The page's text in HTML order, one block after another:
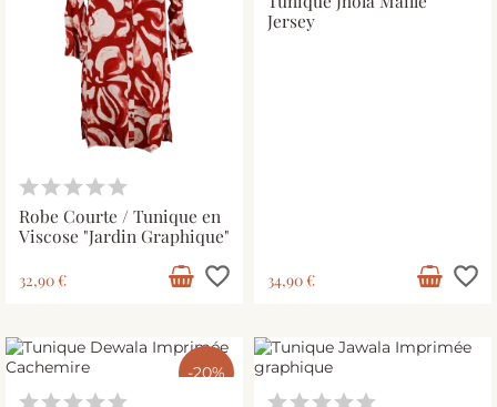
Robe Courte / Tunique en
Viscose "Jardin Graphique"
32,90 € favorite_border
Jersey
34,90 € favorite_border
-20%